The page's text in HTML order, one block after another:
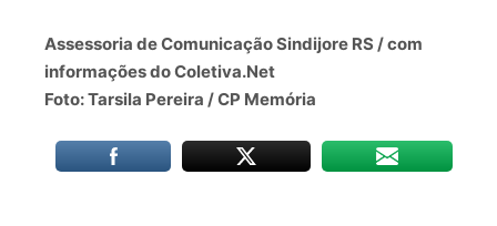
Assessoria de Comunicação Sindijore RS / com
informações do Coletiva.Net
Foto: Tarsila Pereira / CP Memória